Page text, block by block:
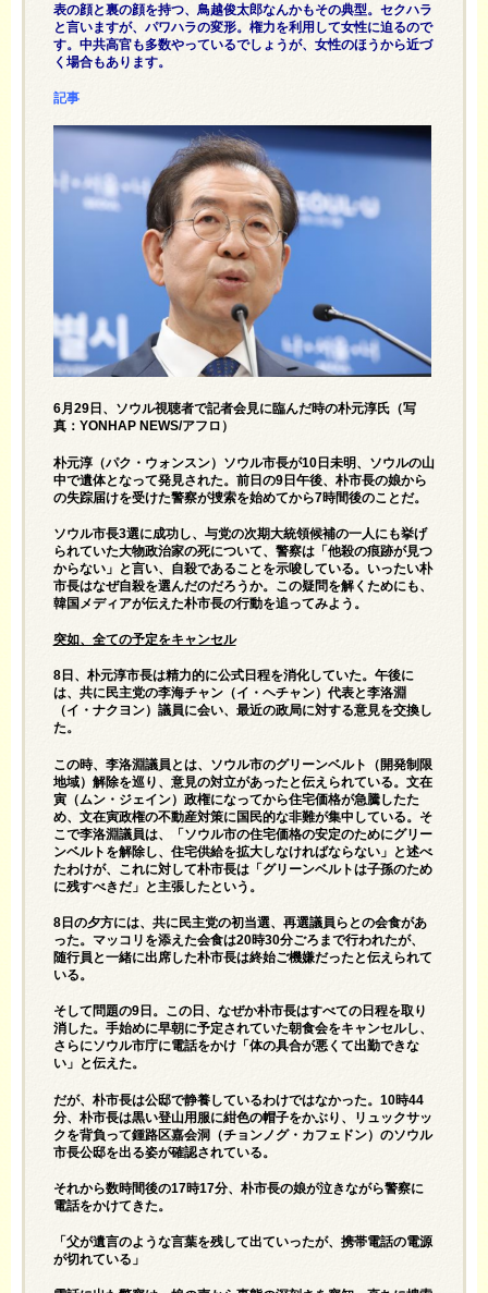
表の顔と裏の顔を持つ、鳥越俊太郎なんかもその典型。セクハラ
と言いますが、パワハラの変形。権力を利用して女性に迫るので
す。中共高官も多数やっているでしょうが、女性のほうから近づ
く場合もあります。
記事
6月29日、ソウル視聴者で記者会見に臨んだ時の朴元淳氏（写
真：YONHAP NEWS/アフロ）
朴元淳（パク・ウォンスン）ソウル市長が10日未明、ソウルの山
中で遺体となって発見された。前日の9日午後、朴市長の娘から
の失踪届けを受けた警察が捜索を始めてから7時間後のことだ。
ソウル市長3選に成功し、与党の次期大統領候補の一人にも挙げ
られていた大物政治家の死について、警察は「他殺の痕跡が見つ
からない」と言い、自殺であることを示唆している。いったい朴
市長はなぜ自殺を選んだのだろうか。この疑問を解くためにも、
韓国メディアが伝えた朴市長の行動を追ってみよう。
突如、全ての予定をキャンセル
8日、朴元淳市長は精力的に公式日程を消化していた。午後に
は、共に民主党の李海チャン（イ・ヘチャン）代表と李洛淵
（イ・ナクヨン）議員に会い、最近の政局に対する意見を交換し
た。
この時、李洛淵議員とは、ソウル市のグリーンベルト（開発制限
地域）解除を巡り、意見の対立があったと伝えられている。文在
寅（ムン・ジェイン）政権になってから住宅価格が急騰したた
め、文在寅政権の不動産対策に国民的な非難が集中している。そ
こで李洛淵議員は、「ソウル市の住宅価格の安定のためにグリー
ンベルトを解除し、住宅供給を拡大しなければならない」と述べ
たわけが、これに対して朴市長は「グリーンベルトは子孫のため
に残すべきだ」と主張したという。
8日の夕方には、共に民主党の初当選、再選議員らとの会食があ
った。マッコリを添えた会食は20時30分ごろまで行われたが、
随行員と一緒に出席した朴市長は終始ご機嫌だったと伝えられて
いる。
そして問題の9日。この日、なぜか朴市長はすべての日程を取り
消した。手始めに早朝に予定されていた朝食会をキャンセルし、
さらにソウル市庁に電話をかけ「体の具合が悪くて出勤できな
い」と伝えた。
だが、朴市長は公邸で静養しているわけではなかった。10時44
分、朴市長は黒い登山用服に紺色の帽子をかぶり、リュックサッ
クを背負って鍾路区嘉会洞（チョンノグ・カフェドン）のソウル
市長公邸を出る姿が確認されている。
それから数時間後の17時17分、朴市長の娘が泣きながら警察に
電話をかけてきた。
「父が遺言のような言葉を残して出ていったが、携帯電話の電源
が切れている」